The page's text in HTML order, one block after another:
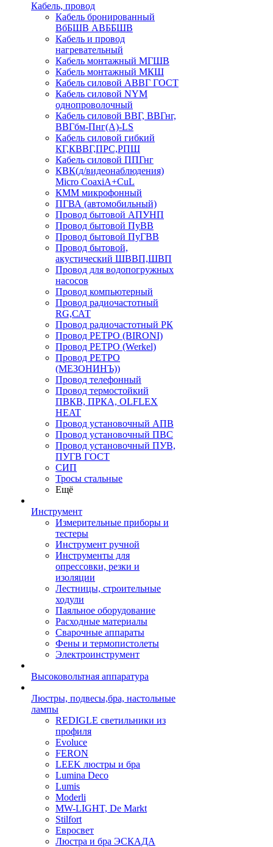
Кабель, провод
Кабель бронированный
ВбБШВ АВББШВ
Кабель и провод
нагревательный
Кабель монтажный МГШВ
Кабель монтажный МКШ
Кабель силовой АВВГ ГОСТ
Кабель силовой NYM
однопроволочный
Кабель силовой ВВГ, ВВГнг,
ВВГбм-Пнг(А)-LS
Кабель силовой гибкий
КГ,КВВГ,ПРС,РПШ
Кабель силовой ППГнг
КВК(д/видеонаблюдения)
Micro CoaxiA+CuL
КММ микрофонный
ПГВА (автомобильный)
Провод бытовой АПУНП
Провод бытовой ПуВВ
Провод бытовой ПуГВВ
Провод бытовой,
акустический ШВВП,ШВП
Провод для водопогружных
насосов
Провод компьютерный
Провод радиочастотный
RG,САТ
Провод радиочастотный РК
Провод РЕТРО (BIRONI)
Провод РЕТРО (Werkel)
Провод РЕТРО
(МЕЗОНИНЪ))
Провод телефонный
Провод термостойкий
ПВКВ, ПРКА, OLFLEX
HEAT
Провод установочный АПВ
Провод установочный ПВС
Провод установочный ПУВ,
ПУГВ ГОСТ
СИП
Тросы стальные
Ещё
Инструмент
Измерительные приборы и
тестеры
Инструмент ручной
Инструменты для
опрессовки, резки и
изоляции
Лестницы, строительные
ходули
Паяльное оборудование
Расходные материалы
Сварочные аппараты
Фены и термопистолеты
Электроинструмент
Высоковольтная аппаратура
Люстры, подвесы,бра, настольные
лампы
REDIGLE светильники из
профиля
Evoluce
FERON
LEEK люстры и бра
Lumina Deco
Lumis
Moderli
MW-LIGHT, De Markt
Stilfort
Евросвет
Люстра и бра ЭСКАДА